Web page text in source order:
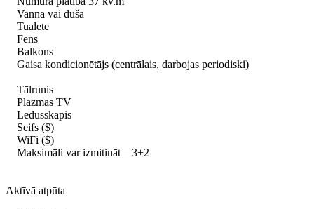
Vanna vai duša
Tualete
Fēns
Balkons
Gaisa kondicionētājs (centrālais, darbojas periodiski)
Tālrunis
Plazmas TV
Ledusskapis
Seifs ($)
WiFi ($)
Maksimāli var izmitināt – 3+2
Aktīvā atpūta